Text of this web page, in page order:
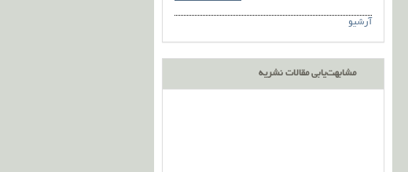
آرشیو
مشابهت‌یابی مقالات نشریه